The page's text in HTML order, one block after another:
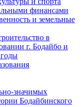
финансами
и земельные
в
г. Бодайбо и
значимых
Бодайбинского